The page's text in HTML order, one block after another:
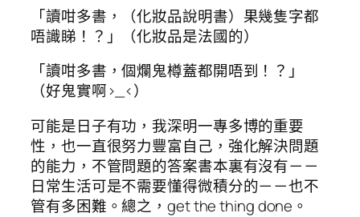
「讀咁多書，（化妝品說明書）果幾隻字都
唔識睇！？」（化妝品是法國的）
「讀咁多書，個爛鬼樽蓋都開唔到！？」
（好鬼實啊>_<）
可能是日子有功，我深明一專多博的重要
性，也一直很努力豐富自己，強化解決問題
的能力，不管問題的答案書本裏有沒有－－
日常生活可是不需要懂得微積分的－－也不
管有多困難。總之，get the thing done。